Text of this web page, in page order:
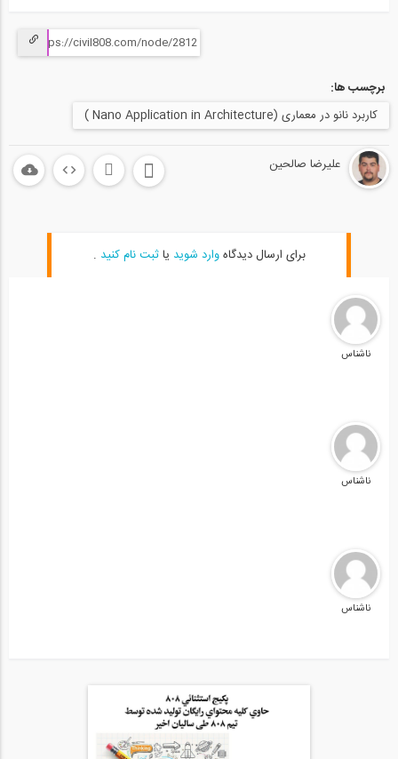
برچسب ها:
کاربرد نانو در معماری (Nano Application in Architecture )
علیرضا صالحین
برای ارسال دیدگاهوارد شوید یاثبت نام کنید .
ناشناس
ناشناس
ناشناس